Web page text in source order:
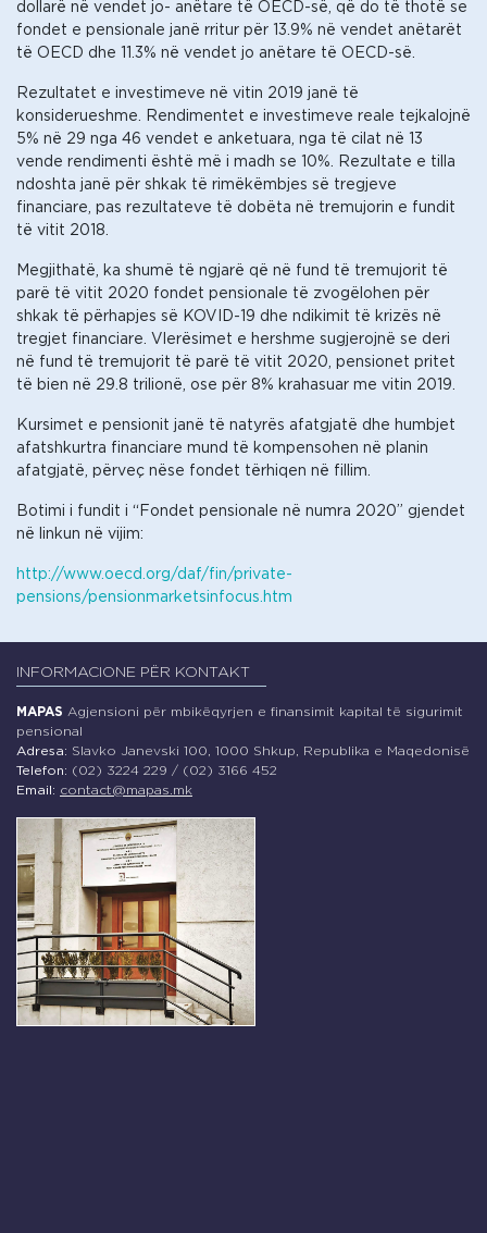
dollarë në vendet jo- anëtare të OECD-së, që do të thotë se
fondet e pensionale janë rritur për 13.9% në vendet anëtarët
të OECD dhe 11.3% në vendet jo anëtare të OECD-së.
Rezultatet e investimeve në vitin 2019 janë të
konsiderueshme. Rendimentet e investimeve reale tejkalojnë
5% në 29 nga 46 vendet e anketuara, nga të cilat në 13
vende rendimenti është më i madh se 10%. Rezultate e tilla
ndoshta janë për shkak të rimëkëmbjes së tregjeve
financiare, pas rezultateve të dobëta në tremujorin e fundit
të vitit 2018.
Megjithatë, ka shumë të ngjarë që në fund të tremujorit të
parë të vitit 2020 fondet pensionale të zvogëlohen për
shkak të përhapjes së KOVID-19 dhe ndikimit të krizës në
tregjet financiare. Vlerësimet e hershme sugjerojnë se deri
në fund të tremujorit të parë të vitit 2020, pensionet pritet
të bien në 29.8 trilionë, ose për 8% krahasuar me vitin 2019.
Kursimet e pensionit janë të natyrës afatgjatë dhe humbjet
afatshkurtra financiare mund të kompensohen në planin
afatgjatë, përveç nëse fondet tërhiqen në fillim.
Botimi i fundit i “Fondet pensionale në numra 2020” gjendet
në linkun në vijim:
http://www.oecd.org/daf/fin/private-
pensions/pensionmarketsinfocus.htm
INFORMACIONE PËR KONTAKT
MAPAS Agjensioni për mbikëqyrjen e finansimit kapital të sigurimit
pensional
Adresa: Slavko Janevski 100, 1000 Shkup, Republika e Maqedonisë
Telefon: (02) 3224 229 / (02) 3166 452
Email: contact@mapas.mk